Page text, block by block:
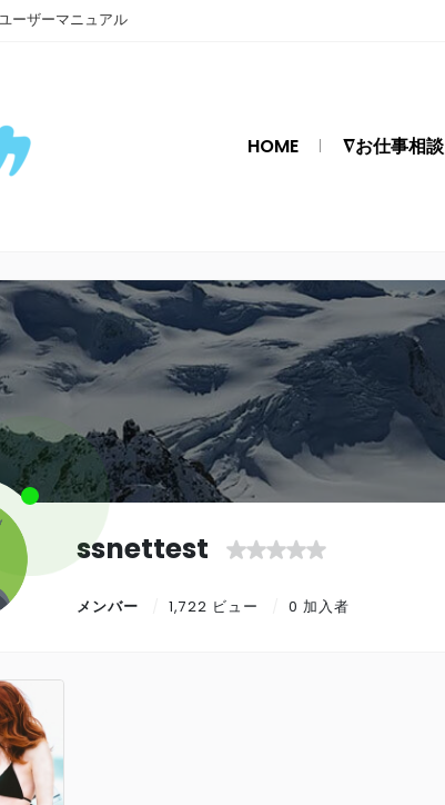
ーザーマニュアル
HOME ∇お仕事相談
ssnettest
メンバー 1,722 ビュー 0 加入者